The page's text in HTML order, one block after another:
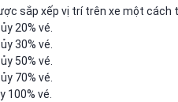
sắp xếp vị trí trên xe một cách
20% vé.
30% vé.
50% vé.
70% vé.
100% vé.